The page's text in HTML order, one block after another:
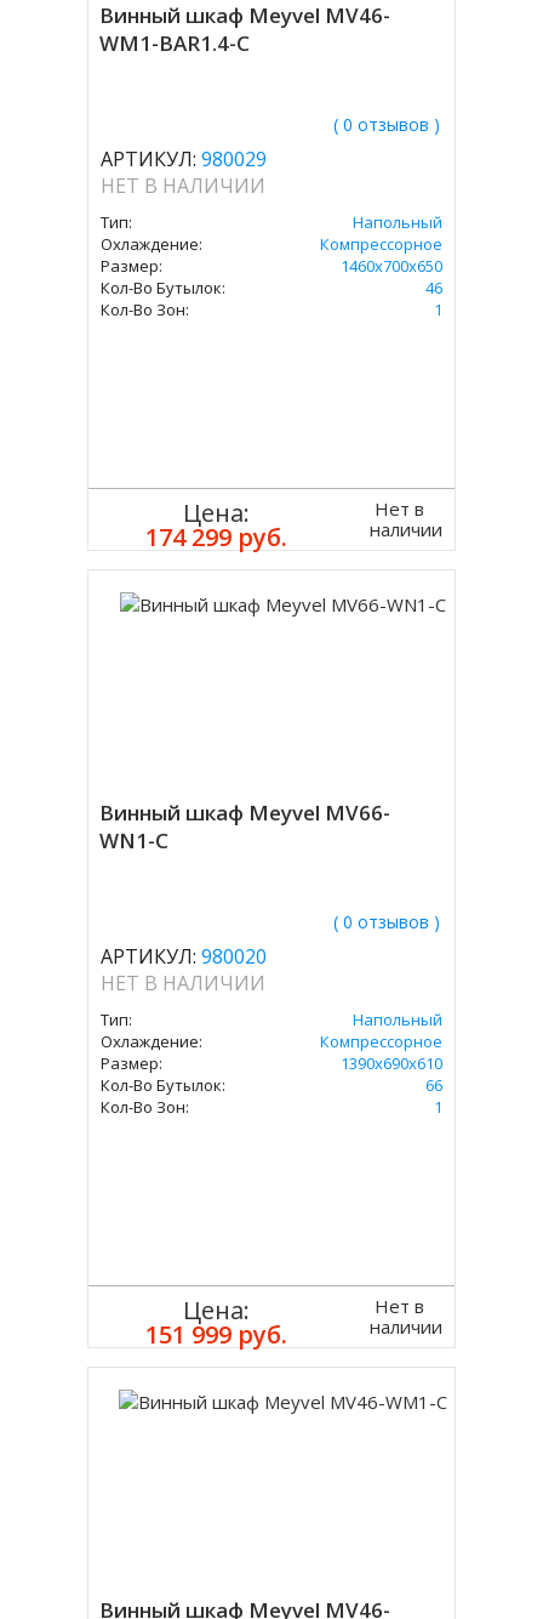
Винный шкаф Meyvel MV46-
WM1-BAR1.4-C
( 0 отзывов )
АРТИКУЛ: 980029
НЕТ В НАЛИЧИИ
Тип:
Напольный
Охлаждение:
Компрессорное
Размер:
1460х700х650
Кол-Во Бутылок:
46
Кол-Во Зон:
1
Цена:
174 299 руб.
Нет в
наличии
Винный шкаф Meyvel MV66-
WN1-C
( 0 отзывов )
АРТИКУЛ: 980020
НЕТ В НАЛИЧИИ
Тип:
Напольный
Охлаждение:
Компрессорное
Размер:
1390х690х610
Кол-Во Бутылок:
66
Кол-Во Зон:
1
Цена:
151 999 руб.
Нет в
наличии
Винный шкаф Meyvel MV46-